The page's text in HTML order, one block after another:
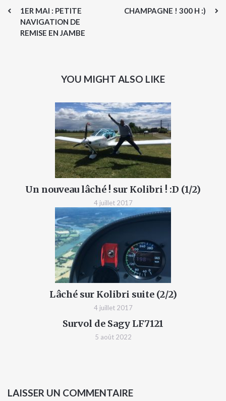
1ER MAI : PETITE
NAVIGATION DE
REMISE EN JAMBE
CHAMPAGNE ! 300 H :)
YOU MIGHT ALSO LIKE
Un nouveau lâché ! sur Kolibri ! :D (1/2)
4 juillet 2017
Lâché sur Kolibri suite (2/2)
4 juillet 2017
Survol de Sagy LF7121
5 août 2022
LAISSER UN COMMENTAIRE